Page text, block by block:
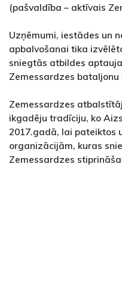
(pašvaldība – aktīvais
Uzņēmumi, iestādes un
apbalvošanai tika
sniegtās atbildes
Zemessardzes
Zemessardzes
ikgadēju tradīciju, ko
2017.gadā, lai pateiktos
organizācijām, kuras
Zemessardzes